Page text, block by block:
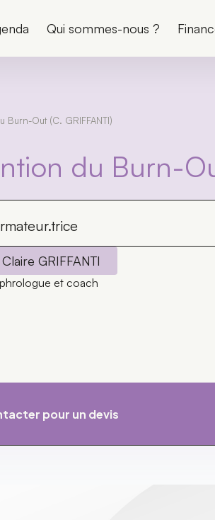
Qui sommes-nous ?
Burn-Out (C. GRIFFANTI)
du Burn-
Claire GRIFFANTI
et coach
pour un devis